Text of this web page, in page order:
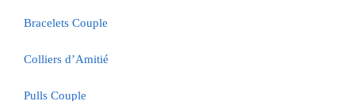
Bracelets Couple
Colliers d’Amitié
Pulls Couple